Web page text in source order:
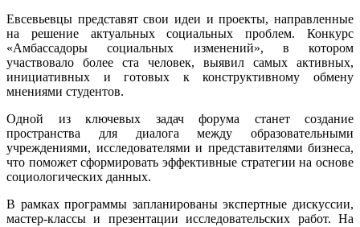
Евсевьевцы представят свои идеи и проекты, направленные
на решение актуальных социальных проблем. Конкурс
«Амбассадоры социальных изменений», в котором
участвовало более ста человек, выявил самых активных,
инициативных и готовых к конструктивному обмену
мнениями студентов.
Одной из ключевых задач форума станет создание
пространства для диалога между образовательными
учреждениями, исследователями и представителями бизнеса,
что поможет сформировать эффективные стратегии на основе
социологических данных.
В рамках программы запланированы экспертные дискуссии,
мастер-классы и презентации исследовательских работ. На